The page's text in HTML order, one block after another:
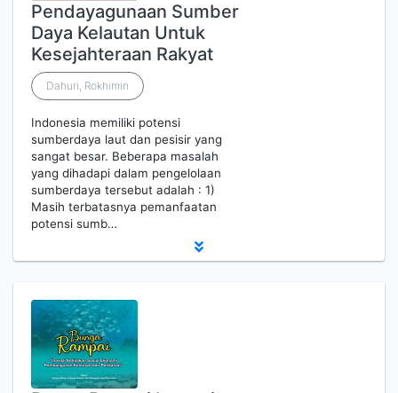
Pendayagunaan Sumber
Daya Kelautan Untuk
Kesejahteraan Rakyat
Dahuri, Rokhimin
Indonesia memiliki potensi
sumberdaya laut dan pesisir yang
sangat besar. Beberapa masalah
yang dihadapi dalam pengelolaan
sumberdaya tersebut adalah : 1)
Masih terbatasnya pemanfaatan
potensi sumb…